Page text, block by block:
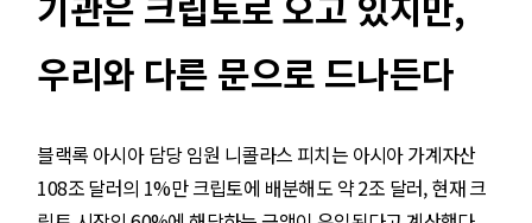
우리와 다른 문으로 드나든다
블랙록 아시아 담당 임원 니콜라스 피치는 아시아 가계자산
108조 달러의 1%만 크립토에 배분해도 약 2조 달러, 현재 크